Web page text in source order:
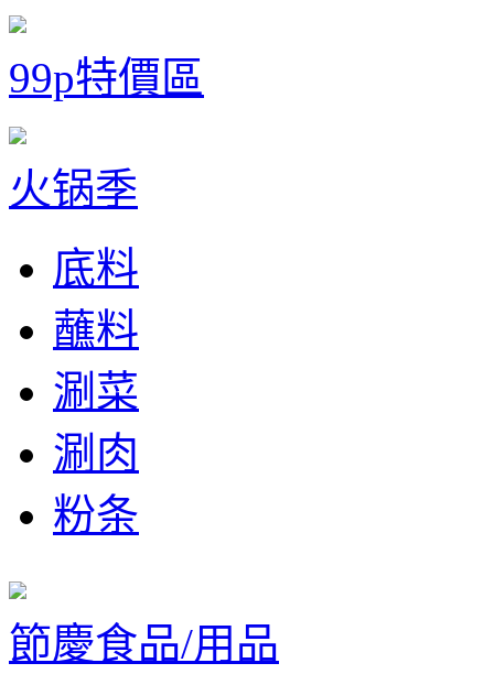
99p特價區
火锅季
底料
蘸料
涮菜
涮肉
粉条
節慶食品/用品